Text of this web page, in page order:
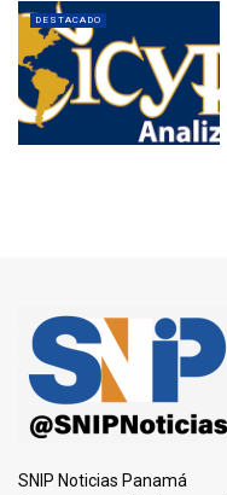
DESTACADO
SNIP Noticias Panamá